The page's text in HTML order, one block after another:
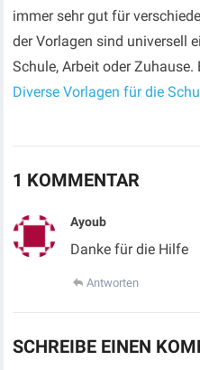
immer sehr gut für
der Vorlagen sind universell
Schule, Arbeit oder Zuhause.
Diverse Vorlagen für die
1 KOMMENTAR
Ayoub
Danke für die Hilfe
Antworten
SCHREIBE EINEN